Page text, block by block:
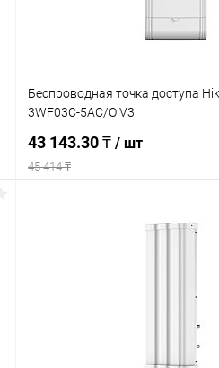
Беспроводная точка доступа
3WF03C-5AC/O V3
43 143.30 ₸ / шт
45 414 ₸